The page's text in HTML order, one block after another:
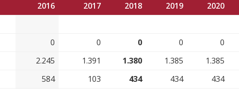
2016 2017 2018 2019 2020
0 0 0 0 0
2.245 1.391 1.380 1.385 1.385
584 103 434 434 434